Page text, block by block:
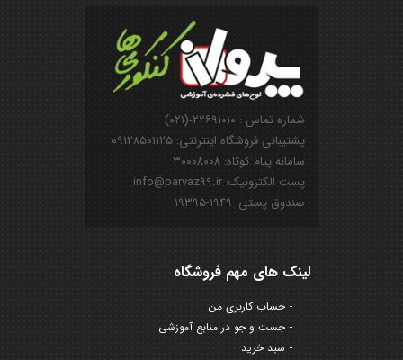
شماره تماس : ۲۲۶۹۱۰۱۰-(۰۲۱)
پشتیبانی فروشگاه اینترنتی: ۰۹۱۲۸۵۰۱۱۲۵
سامانه پیام کوتاه: ۳۰۰۰۸۰۰۸
پست الکترونیک: info@parvaz99.ir
صندوق پستی: ۱۹۴۹-۱۹۳۹۵
لینک های مهم فروشگاه
حساب کاربری من
جست و جو در منابع آموزشی
سبد خرید